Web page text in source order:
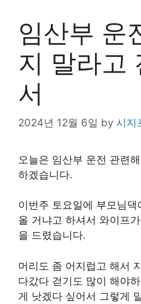
임산부 운
지 말라고
서
2024년 12월 6일 by 시지
오늘은 임산부 운전 관련
하겠습니다.
이번주 토요일에 부모님
올 거냐고 하셔서 와이프
을 드렸습니다.
머리도 좀 어지럽고 해서
다갔다 걷기도 많이 해야
게 낫겠다 싶어서 그렇게